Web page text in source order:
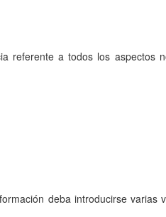
referente a todos los aspectos
deba introducirse varias